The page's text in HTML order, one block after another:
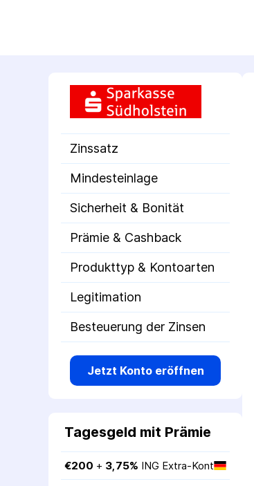
Zinssatz
Mindesteinlage
Sicherheit & Bonität
Prämie & Cashback
Produkttyp & Kontoarten
Legitimation
Besteuerung der Zinsen
Jetzt Konto eröffnen
Tagesgeld mit Prämie
€200 + 3,75% ING Extra-Kont